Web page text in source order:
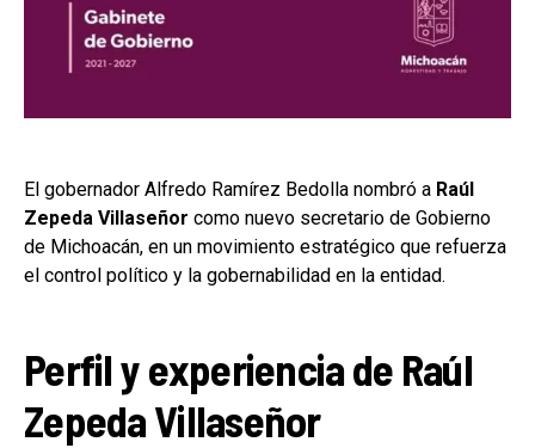
El gobernador Alfredo Ramírez Bedolla nombró a Raúl
Zepeda Villaseñor como nuevo secretario de Gobierno
de Michoacán, en un movimiento estratégico que refuerza
el control político y la gobernabilidad en la entidad.
Perfil y experiencia de Raúl
Zepeda Villaseñor